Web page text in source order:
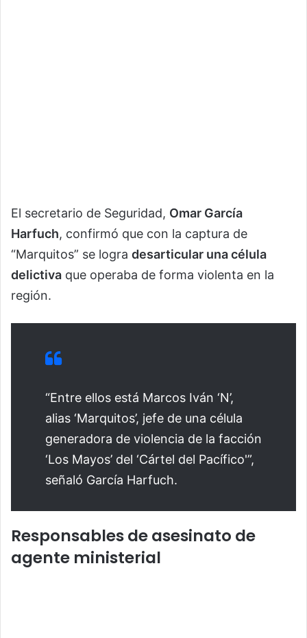
El secretario de Seguridad, Omar García
Harfuch, confirmó que con la captura de
“Marquitos” se logra desarticular una célula
delictiva que operaba de forma violenta en la
región.
“Entre ellos está Marcos Iván ‘N’,
alias ‘Marquitos’, jefe de una célula
generadora de violencia de la facción
‘Los Mayos’ del ‘Cártel del Pacífico'”,
señaló García Harfuch.
Responsables de asesinato de
agente ministerial